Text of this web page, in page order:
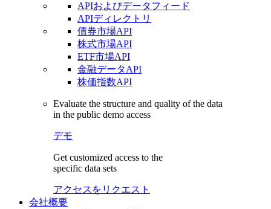
APIおよびデータフィード
APIディレクトリ
債券市場API
株式市場API
ETF市場API
金融データAPI
株価指数API
Evaluate the structure and quality of the data
in the public demo access
デモ
Get customized access to the
specific data sets
アクセスをリクエスト
会社概要